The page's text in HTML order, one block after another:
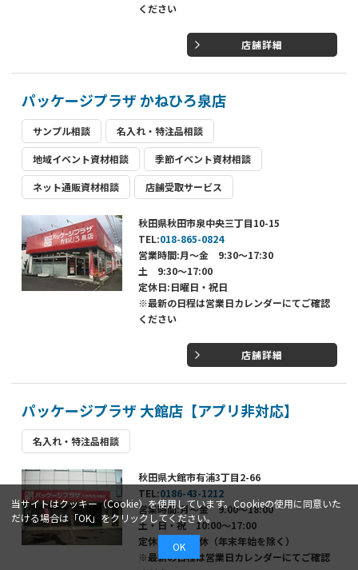
当サイトはクッキー（Cookie）を使用しています。Cookieの使用に同意いた
だける場合は「OK」をクリックしてください。
OK
ください
店舗詳細
パッケージプラザ かねひろ泉店
サンプル相談 名入れ・特注品相談
地域イベント資材相談 季節イベント資材相談
ネット通販資材相談 店舗受取サービス
秋田県秋田市泉中央三丁目10-15
TEL:018-865-0824
営業時間:月～金 9:30～17:30
土 9:30～17:00
定休日:日曜日・祝日
※最新の日程は営業日カレンダーにてご確認
ください
店舗詳細
パッケージプラザ 大館店【アプリ非対応】
名入れ・特注品相談
秋田県大館市有浦3丁目2-66
TEL:0186-43-1212
営業時間:月～金 9:00～18:00
土・日・祝 10:00～17:00
定休日:年中無休（年末年始を除く）
※最新の日程は営業日カレンダーにてご確認